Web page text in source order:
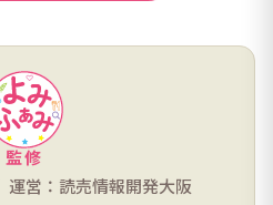
監修
運営：読売情報開発大阪